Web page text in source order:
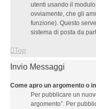
utenti usando il
ovviamente, che gli
funzione). Questo
sistema di posta da
Top
Invio Messaggi
Come apro un argomento o
Per pubblicare un
argomento”. Per